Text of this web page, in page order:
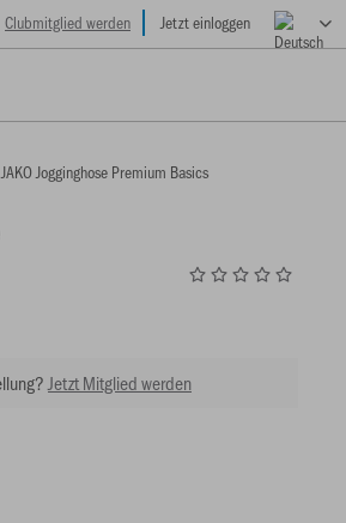
Clubmitglied werden Jetzt einloggen
JAKO Jogginghose Premium Basics
Jetzt Mitglied werden